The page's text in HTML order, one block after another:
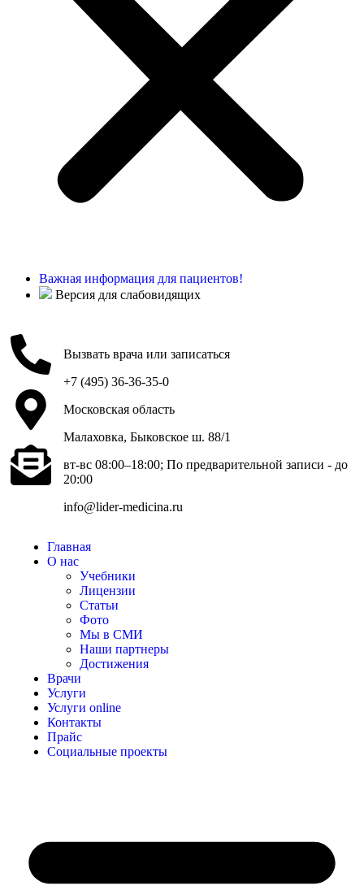
Важная информация для пациентов!
Версия для слабовидящих
Вызвать врача или записаться
+7 (495) 36-36-35-0
Московская область
Малаховка, Быковское ш. 88/1
вт-вс 08:00–18:00; По предварительной записи - до
20:00
info@lider-medicina.ru
Главная
О нас
Учебники
Лицензии
Статьи
Фото
Мы в СМИ
Наши партнеры
Достижения
Врачи
Услуги
Услуги online
Контакты
Прайс
Социальные проекты